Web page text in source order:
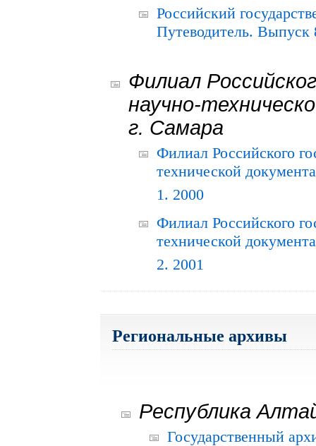
Российский
Путеводитель. Выпуск
Филиал
научно-
г. Самара
Филиал Российского
технической
1. 2000
Филиал Российского
технической
2. 2001
Региональные архивы
Республика
Государственный